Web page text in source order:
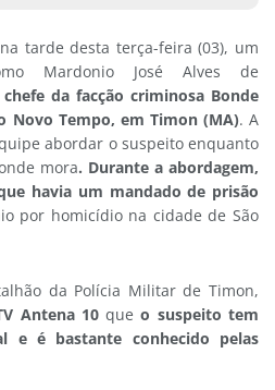
tarde desta terça-feira (03), um
Mardonio José Alves de
da facção criminosa Bonde
Novo Tempo, em Timon (MA). A
abordar o suspeito enquanto
mora. Durante a abordagem,
havia um mandado de prisão
por homicídio na cidade de São
da Polícia Militar de Timon,
Antena 10que o suspeito tem
e é bastante conhecido pelas